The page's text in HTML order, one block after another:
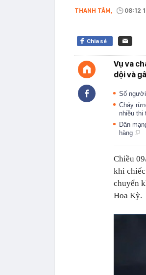
THANH TÂM, 08:12
Chia sẻ
Vụ va
dội và
Số
Cháy
nhiều thi
Dân
hàng
Chiều
khi
chuyển
Hoa Kỳ.